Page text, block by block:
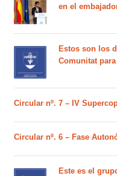
en el
Estos son los
Comunitat
Circular nº. 7 – IV
Circular nº. 6 – Fase
Este es el